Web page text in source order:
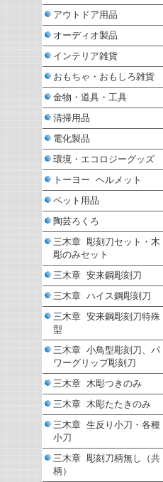
アウトドア用品
オーディオ製品
インテリア雑貨
おもちゃ・おもしろ雑貨
金物・道具・工具
清掃用品
電化製品
環境・エコロジーグッズ
トーヨー ヘルメット
ペット用品
陶芸ろくろ
三木章 彫刻刀セット・木
彫のみセット
三木章 安来鋼彫刻刀
三木章 ハイス鋼彫刻刀
三木章 安来鋼彫刻刀特殊
型
三木章 小鳥型彫刻刀、パ
ワーグリップ彫刻刀
三木章 木彫つきのみ
三木章 木彫たたきのみ
三木章 生反り小刀・各種
小刀
三木章 彫刻刀柄無し（共
柄）